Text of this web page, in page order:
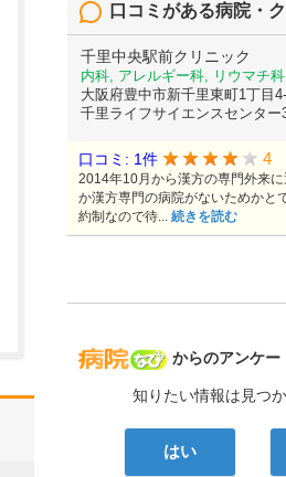
病院なび
からのアンケー
知りたい情報は見つ
はい
口コミがある病院・
千里中央駅前クリニック
内科, アレルギー科, リウマチ
大阪府豊中市新千里東町1丁目
千里ライフサイエンスセンター
口コミ: 1件 4
2014年10月から漢方の専門外来
か漢方専門の病院がないためかと
約制なので待... 続きを読む